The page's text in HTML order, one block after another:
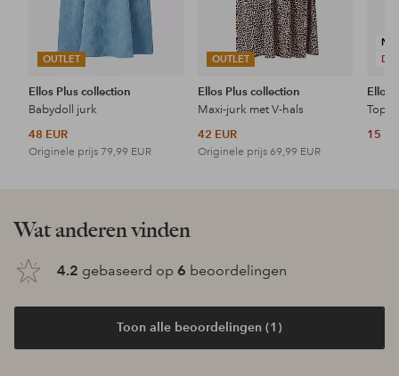
OUTLET
Ellos Plus collection
Babydoll jurk
48 EUR
Originele prijs 79,99 EUR
OUTLET
Ellos Plus collection
Maxi-jurk met V-hals
42 EUR
Originele prijs 69,99 EUR
Ellos
Topje
15
Wat anderen vinden
4.2 gebaseerd op 6 beoordelingen
Toon alle beoordelingen (1)